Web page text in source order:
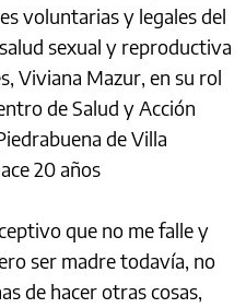
voluntarias y legales del
sexual y reproductiva
Viviana Mazur, en su rol
de Salud y Acción
de Villa
20 años
que no me falle y
ser madre todavía, no
de hacer otras cosas,